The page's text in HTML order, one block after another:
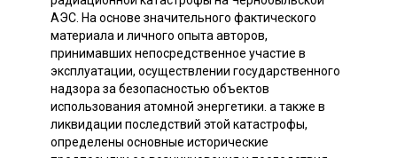
АЭС. На основе значительного фактического
материала и личного опыта авторов,
принимавших непосредственное участие в
эксплуатации, осуществлении государственного
надзора за безопасностью объектов
использования атомной энергетики. а также в
ликвидации последствий этой катастрофы,
определены основные исторические